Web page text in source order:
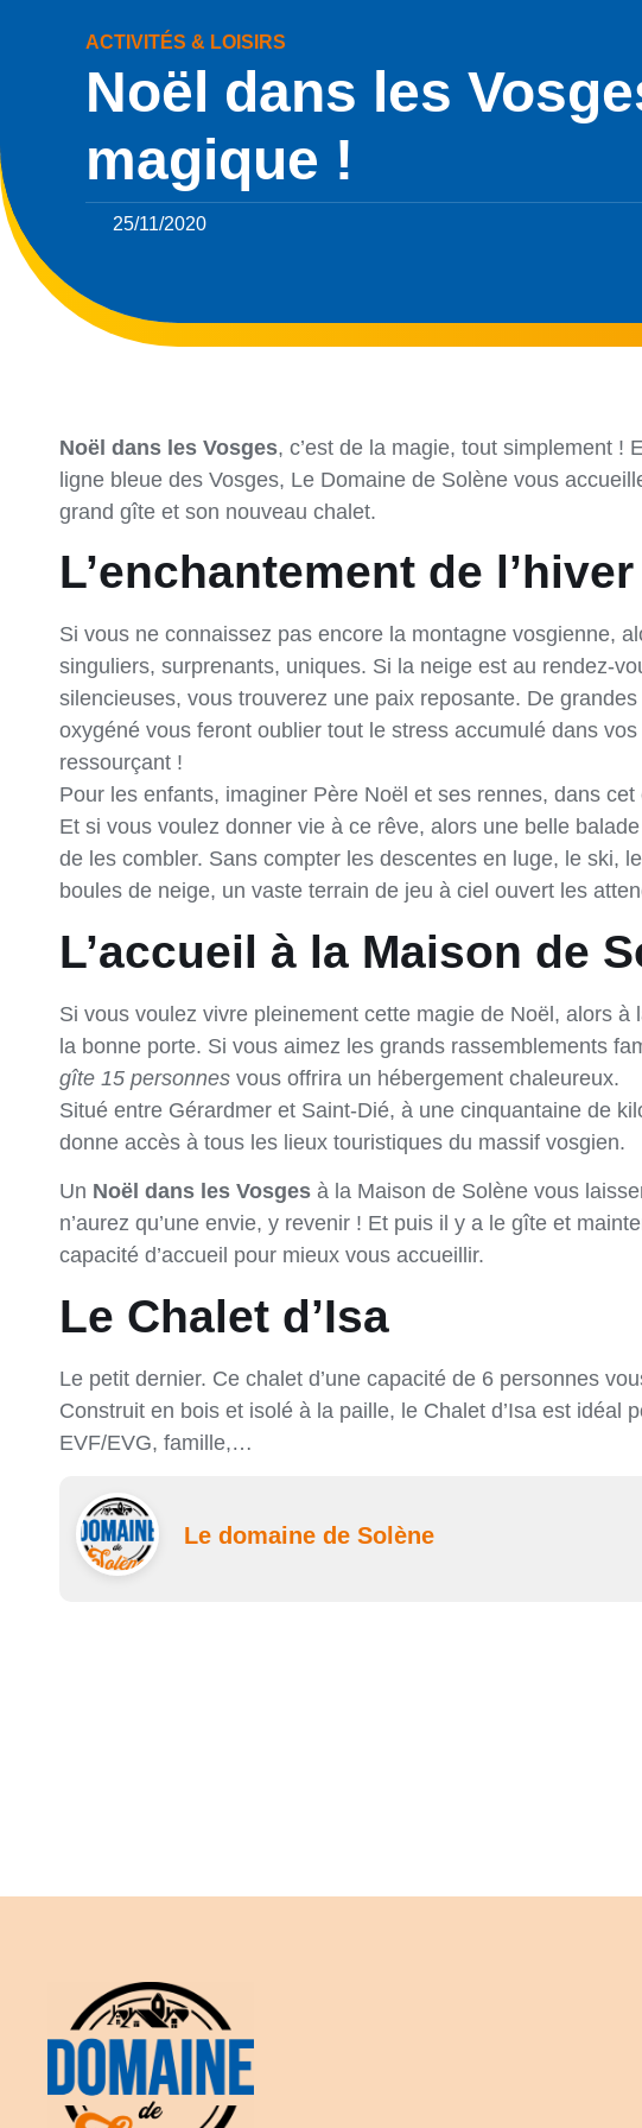
ACTIVITÉS & LOISIRS
Noël dans les
magique !
25/11/2020
Noël dans les Vosges, c’est de la magie, tout simplement !
ligne bleue des Vosges, Le Domaine de Solène vous
grand gîte et son nouveau chalet.
L’enchantement de
Si vous ne connaissez pas encore la montagne vosgienne,
singuliers, surprenants, uniques. Si la neige est au rendez-
silencieuses, vous trouverez une paix reposante. De
oxygéné vous feront oublier tout le stress accumulé dans
ressourçant !
Pour les enfants, imaginer Père Noël et ses rennes, dans
Et si vous voulez donner vie à ce rêve, alors une belle
de les combler. Sans compter les descentes en luge, le ski,
boules de neige, un vaste terrain de jeu à ciel ouvert les
L’accueil à la Maison de
Si vous voulez vivre pleinement cette magie de Noël, alors
la bonne porte. Si vous aimez les grands rassemblements
gîte 15 personnes vous offrira un hébergement chaleureux.
Situé entre Gérardmer et Saint-Dié, à une cinquantaine de
donne accès à tous les lieux touristiques du massif vosgien.
Un Noël dans les Vosges à la Maison de Solène vous
n’aurez qu’une envie, y revenir ! Et puis il y a le gîte et
capacité d’accueil pour mieux vous accueillir.
Le Chalet d’Isa
Le petit dernier. Ce chalet d’une capacité de 6 personnes
Construit en bois et isolé à la paille, le Chalet d’Isa est idéal
EVF/EVG, famille,…
Le domaine de Solène